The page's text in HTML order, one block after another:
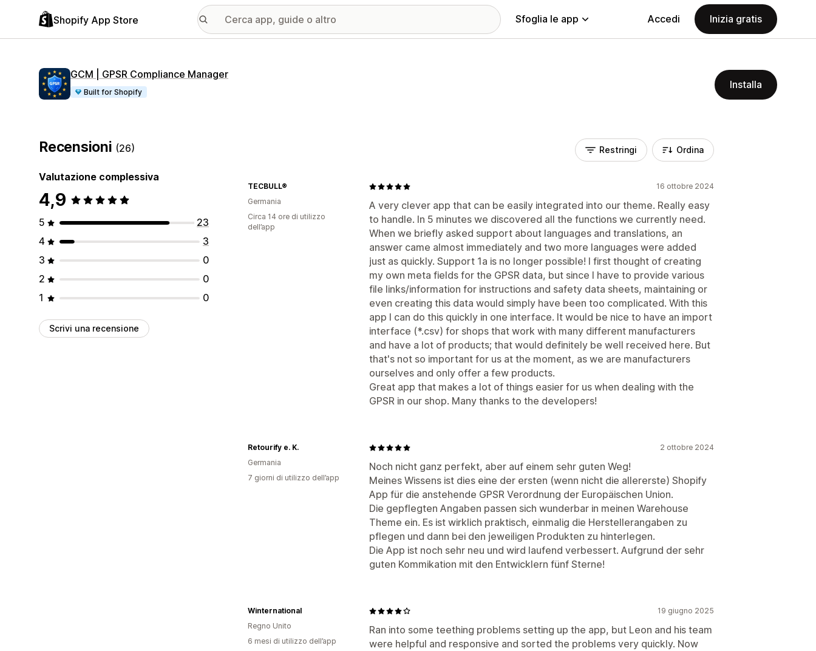
Shopify App Store Sfoglia le app Accedi Inizia gratis
GCM | GPSR Compliance Manager
Built for Shopify
Installa
Recensioni (26)
Valutazione complessiva
4,9
5
23
4
3
3
0
2
0
1
0
Scrivi una recensione
Restringi Ordina
16 ottobre 2024
A very clever app that can be easily integrated into our theme. Really easy
to handle. In 5 minutes we discovered all the functions we currently need.
When we briefly asked support about languages ​​and translations, an
answer came almost immediately and two more languages ​​were added
just as quickly. Support 1a is no longer possible! I first thought of creating
my own meta fields for the GPSR data, but since I have to provide various
file links/information for instructions and safety data sheets, maintaining or
even creating this data would simply have been too complicated. With this
app I can do this quickly in one interface. It would be nice to have an import
interface (*.csv) for shops that work with many different manufacturers
and have a lot of products; that would definitely be well received here. But
that's not so important for us at the moment, as we are manufacturers
ourselves and only offer a few products.
Great app that makes a lot of things easier for us when dealing with the
GPSR in our shop. Many thanks to the developers!
TECBULL®
Germania
Circa 14 ore di utilizzo
dell’app
2 ottobre 2024
Noch nicht ganz perfekt, aber auf einem sehr guten Weg!
Meines Wissens ist dies eine der ersten (wenn nicht die allererste) Shopify
App für die anstehende GPSR Verordnung der Europäischen Union.
Die gepflegten Angaben passen sich wunderbar in meinen Warehouse
Theme ein. Es ist wirklich praktisch, einmalig die Herstellerangaben zu
pflegen und dann bei den jeweiligen Produkten zu hinterlegen.
Die App ist noch sehr neu und wird laufend verbessert. Aufgrund der sehr
guten Kommikation mit den Entwicklern fünf Sterne!
Retourify e. K.
Germania
7 giorni di utilizzo dell’app
19 giugno 2025
Ran into some teething problems setting up the app, but Leon and his team
were helpful and responsive and sorted the problems very quickly. Now
Winternational
Regno Unito
6 mesi di utilizzo dell’app